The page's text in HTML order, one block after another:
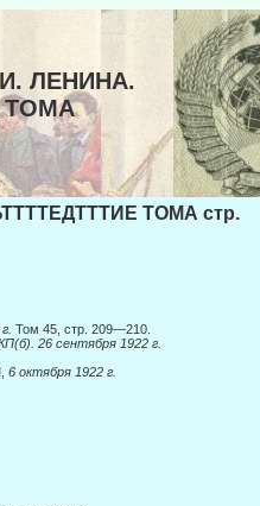
ЛЕНИНА.
ТОМА
ТОМА стр.
Том 45, стр. 209—210.
26 сентября 1922 г.
6 октября 1922 г.